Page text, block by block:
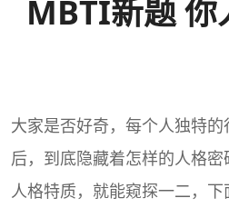
MBTI新题 你
大家是否好奇，每个人独特
后，到底隐藏着怎样的人格
人格特质，就能窥探一二，下